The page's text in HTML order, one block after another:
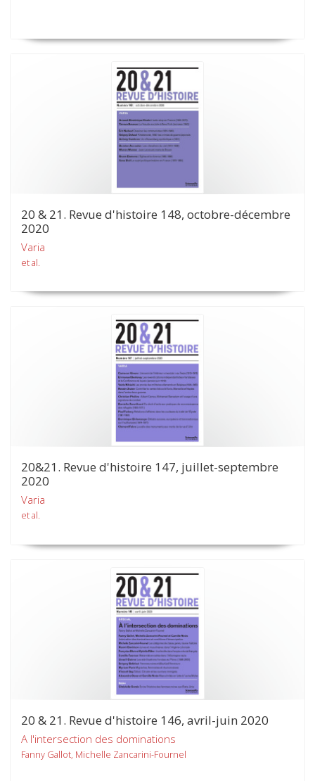
20 & 21. Revue d'histoire 148, octobre-décembre
2020
Varia
et al.
20&21. Revue d'histoire 147, juillet-septembre
2020
Varia
et al.
20 & 21. Revue d'histoire 146, avril-juin 2020
A l'intersection des dominations
Fanny Gallot, Michelle Zancarini-Fournel